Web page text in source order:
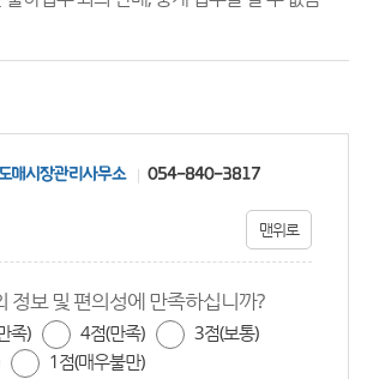
매시장관리사무소 054-840-3817
맨위로
정보 및 편의성에 만족하십니까?
족) 4점(만족)
3점(보통)
1점(매우불만)